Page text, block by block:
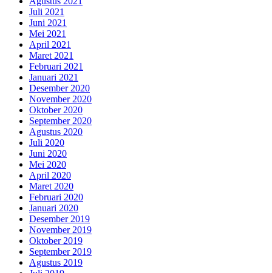
Juli 2021
Juni 2021
Mei 2021
April 2021
Maret 2021
Februari 2021
Januari 2021
Desember 2020
November 2020
Oktober 2020
September 2020
Agustus 2020
Juli 2020
Juni 2020
Mei 2020
April 2020
Maret 2020
Februari 2020
Januari 2020
Desember 2019
November 2019
Oktober 2019
September 2019
Agustus 2019